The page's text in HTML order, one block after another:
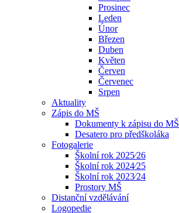
Prosinec
Leden
Únor
Březen
Duben
Květen
Červen
Červenec
Srpen
Aktuality
Zápis do MŠ
Dokumenty k zápisu do MŠ
Desatero pro předškoláka
Fotogalerie
Školní rok 2025⁄26
Školní rok 2024⁄25
Školní rok 2023⁄24
Prostory MŠ
Distanční vzdělávání
Logopedie